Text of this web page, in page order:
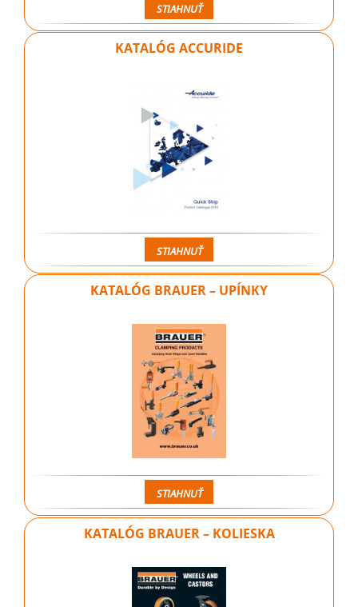
STIAHNUŤ
KATALÓG ACCURIDE
STIAHNUŤ
KATALÓG BRAUER – UPÍNKY
STIAHNUŤ
KATALÓG BRAUER – KOLIESKA